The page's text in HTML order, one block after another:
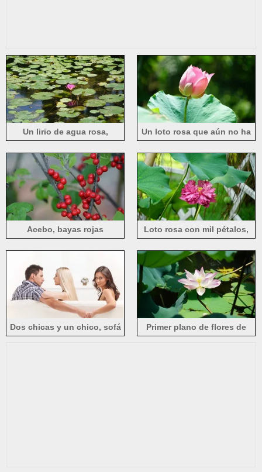
Un lirio de agua rosa,
Un loto rosa que aún no ha
Acebo, bayas rojas
Loto rosa con mil pétalos,
Dos chicas y un chico, sofá
Primer plano de flores de